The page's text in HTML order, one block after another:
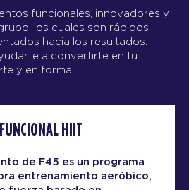
funcionales, innovadores y
los cuales son rápidos,
hacia los resultados.
a convertirte en tu
y en forma.
HIIT
de F45 es un programa
entrenamiento aeróbico,